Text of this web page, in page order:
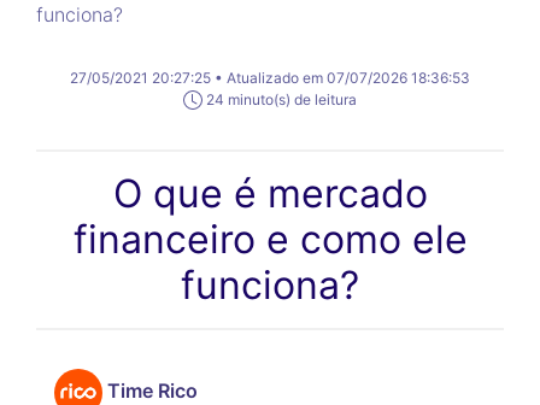
funciona?
27/05/2021 20:27:25 • Atualizado em 07/07/2026 18:36:53
24 minuto(s) de leitura
O que é mercado
financeiro e como ele
funciona?
Time Rico